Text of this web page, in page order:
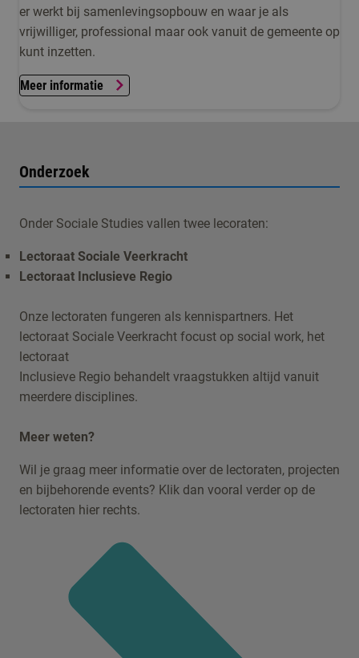
er werkt bij samenlevingsopbouw en waar je als
vrijwilliger, professional maar ook vanuit de gemeente op
kunt inzetten.
Meer informatie
Onderzoek
Onder Sociale Studies vallen twee lecoraten:
Lectoraat Sociale Veerkracht
Lectoraat Inclusieve Regio
Onze lectoraten fungeren als kennispartners. Het
lectoraat Sociale Veerkracht focust op social work, het
lectoraat
Inclusieve Regio behandelt vraagstukken altijd vanuit
meerdere disciplines.
Meer weten?
Wil je graag meer informatie over de lectoraten, projecten
en bijbehorende events? Klik dan vooral verder op de
lectoraten hier rechts.